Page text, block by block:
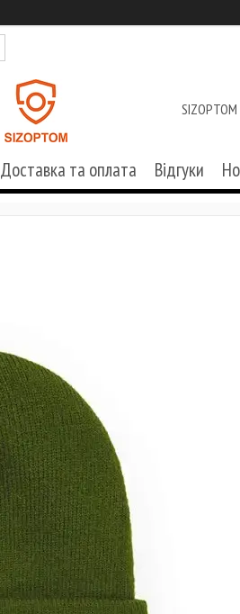
SIZOPTOM
Доставка та оплата Відгуки